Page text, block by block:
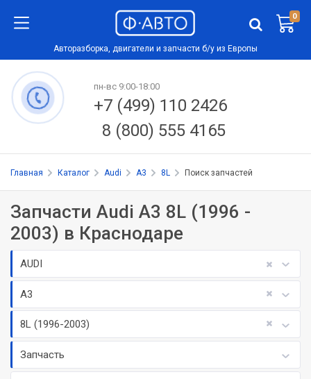
0
Авторазборка, двигатели и запчасти б/у из Европы
пн-вс 9:00-18:00
+7 (499) 110 2426
8 (800) 555 4165
Главная Каталог Audi A3 8L Поиск запчастей
Запчасти Audi A3 8L (1996 -
2003) в Краснодаре
AUDI
A3
8L (1996-2003)
Запчасть